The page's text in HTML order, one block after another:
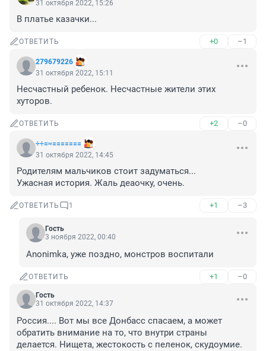
31 октября 2022, 15:26
В платье казачки...
ОТВЕТИТЬ +0 –1
279679226
31 октября 2022, 15:11
Несчастный ребенок. Несчастные жители этих
хуторов.
ОТВЕТИТЬ +2 –0
÷÷=≈=======
31 октября 2022, 14:45
Родителям мальчиков стоит задуматься...
Ужасная история. Жаль деаочку, очень.
ОТВЕТИТЬ 1 +1 –3
Гость
3 ноября 2022, 00:40
Anonimka, уже поздно, монстров воспитали
ОТВЕТИТЬ +1 –0
Гость
31 октября 2022, 14:37
Россия.... Вот мы все Донбасс спасаем, а может
обратить внимание на то, что внутри страны
делается. Нищета, жестокость с пеленок, скудоумие.